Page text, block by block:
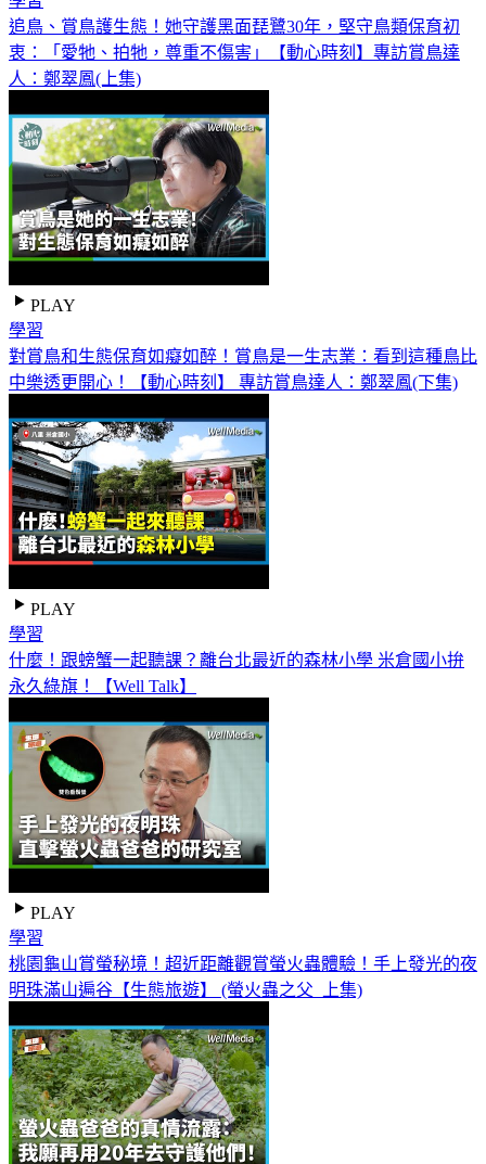
追鳥、賞鳥護生態！她守護黑面琵鷺30年，堅守鳥類保育初
衷：「愛牠、拍牠，尊重不傷害」【動心時刻】專訪賞鳥達
人：鄭翠鳳(上集)
PLAY
學習
對賞鳥和生態保育如癡如醉！賞鳥是一生志業：看到這種鳥比
中樂透更開心！【動心時刻】 專訪賞鳥達人：鄭翠鳳(下集)
PLAY
學習
什麼！跟螃蟹一起聽課？離台北最近的森林小學 米倉國小拚
永久綠旗！【Well Talk】
PLAY
學習
桃園龜山賞螢秘境！超近距離觀賞螢火蟲體驗！手上發光的夜
明珠滿山遍谷【生態旅遊】 (螢火蟲之父_上集)